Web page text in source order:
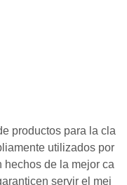
productos para la cla
utilizados por
hechos de la mejor ca
servir el mej